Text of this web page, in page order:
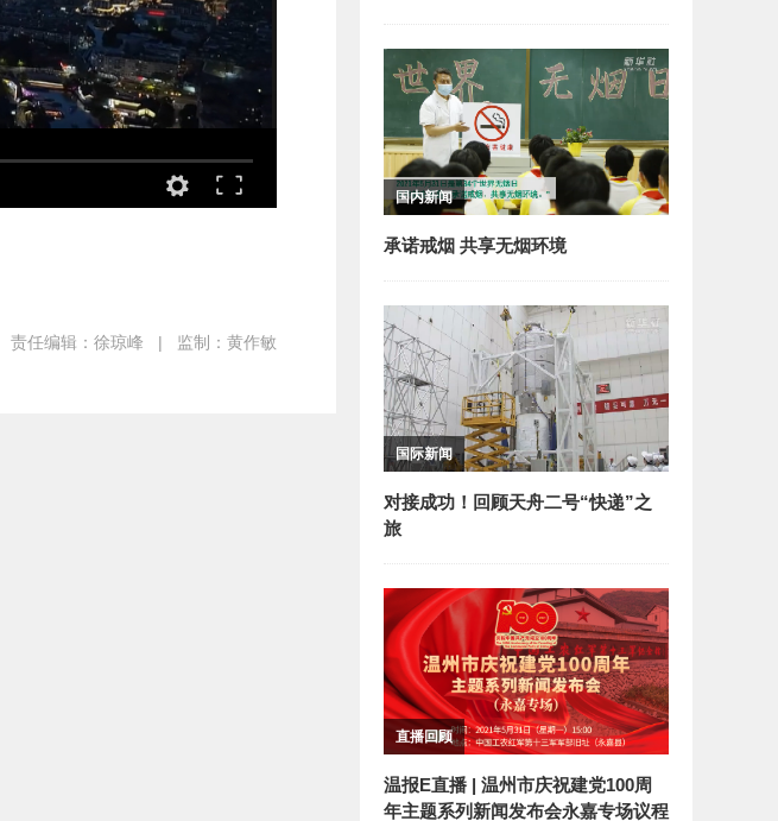
责任编辑：徐琼峰 | 监制：黄作敏
国内新闻
承诺戒烟 共享无烟环境
国际新闻
对接成功！回顾天舟二号“快递”之
旅
直播回顾
温报E直播 | 温州市庆祝建党100周
年主题系列新闻发布会永嘉专场议程